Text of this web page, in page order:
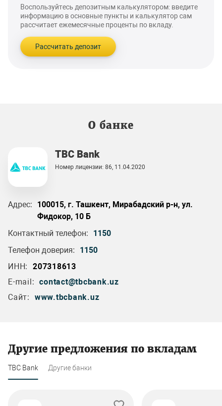
Воспользуйтесь депозитным калькулятором: введите
информацию в основные пункты и калькулятор сам
рассчитает ежемесячные проценты по вкладу.
Рассчитать депозит
О банке
TBC Bank
Номер лицензии: 86, 11.04.2020
Адрес:
100015, г. Ташкент, Мирабадский р-н, ул.
Фидокор, 10 Б
Контактный телефон:
1150
Телефон доверия:
1150
ИНН:
207318613
E-mail: contact@tbcbank.uz
Сайт:
www.tbcbank.uz
Другие предложения по вкладам
TBC Bank Другие банки